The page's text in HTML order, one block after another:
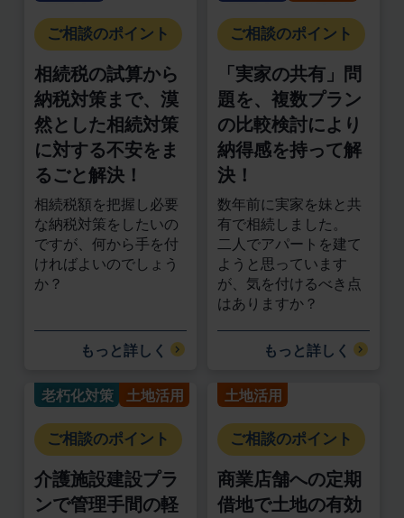
ご相談のポイント
相続税の試算から
納税対策まで、漠
然とした相続対策
に対する不安をま
るごと解決！
相続税額を把握し必要
な納税対策をしたいの
ですが、何から⼿を付
ければよいのでしょう
か？
もっと詳しく
ご相談のポイント
「実家の共有」問
題を、複数プラン
の比較検討により
納得感を持って解
決！
数年前に実家を妹と共
有で相続しました。
二人でアパートを建て
ようと思っています
が、気を付けるべき点
はありますか？
もっと詳しく
老朽化対策 土地活用
ご相談のポイント
介護施設建設プラ
ンで管理手間の軽
土地活用
ご相談のポイント
商業店舗への定期
借地で土地の有効